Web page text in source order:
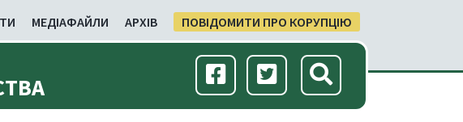
МЕДІАФАЙЛИ АРХІВ ПОВІДОМИТИ ПРО КОРУПЦІЮ